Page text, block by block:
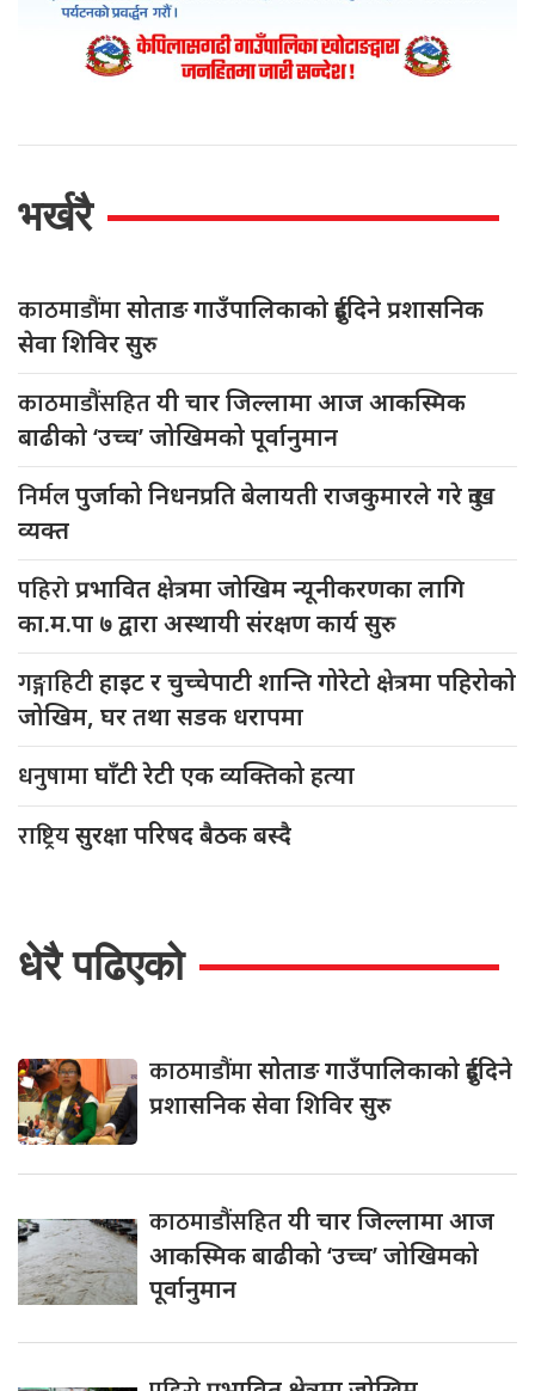
भर्खरै
काठमाडौंमासोताङ गाउँपालिकाको दुईदिने प्रशासनिक
सेवा शिविर सुरु
काठमाडौंसहितयी चार जिल्लामा आज आकस्मिक
बाढीको ‘उच्च’ जोखिमको पूर्वानुमान
निर्मलपुर्जाको निधनप्रति बेलायती राजकुमारले गरे दुःख
व्यक्त
पहिरोप्रभावित क्षेत्रमा जोखिम न्यूनीकरणका लागि
का.म.पा ७ द्वारा अस्थायी संरक्षण कार्य सुरु
गङ्गाहिटीहाइट र चुच्चेपाटी शान्ति गोरेटो क्षेत्रमा पहिरोको
जोखिम, घर तथा सडक धरापमा
धनुषामाघाँटी रेटी एक व्यक्तिको हत्या
राष्ट्रियसुरक्षा परिषद बैठक बस्दै
धेरै पढिएको
काठमाडौंमासोताङ गाउँपालिकाको दुईदिने
प्रशासनिक सेवा शिविर सुरु
काठमाडौंसहितयी चार जिल्लामा आज
आकस्मिक बाढीको ‘उच्च’ जोखिमको
पूर्वानुमान